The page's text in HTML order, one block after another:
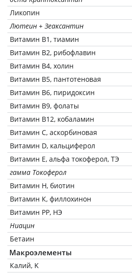
Ликопин
Лютеин + Зеаксантин
Витамин В1, тиамин
Витамин В2, рибофлавин
Витамин В4, холин
Витамин В5, пантотеновая
Витамин В6, пиридоксин
Витамин В9, фолаты
Витамин В12, кобаламин
Витамин C, аскорбиновая
Витамин D, кальциферол
Витамин Е, альфа токоферол, ТЭ
гамма Токоферол
Витамин Н, биотин
Витамин К, филлохинон
Витамин РР, НЭ
Ниацин
Бетаин
Макроэлементы
Калий, K